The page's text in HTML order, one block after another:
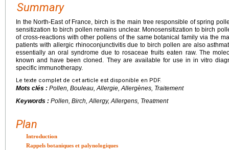
Summary
In the North-East of France, birch is the main tree responsible of spring
sensitization to birch pollen remains unclear. Monosensitization to birch
of cross-reactions with other pollens of the same botanical family via the
patients with allergic rhinoconjunctivitis due to birch pollen are also
essentially an oral syndrome due to rosaceae fruits eaten raw. The
known and have been cloned. They are available for use in in vitro
specific immunotherapy.
Le texte complet de cet article est disponible en PDF.
Mots clés : Pollen, Bouleau, Allergie, Allergènes, Traitement
Keywords : Pollen, Birch, Allergy, Allergens, Treatment
Plan
Introduction
Rappels botaniques et palynologiques